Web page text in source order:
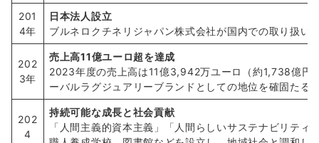
201
4年
日本法人設立
ブルネロクチネリジャパン株式会社が国内での取り扱い
202
3年
売上高11億ユーロ超を達成
2023年度の売上高は11億3,942万ユーロ（約1,738億円
ーバルラグジュアリーブランドとしての地位を確固たる
202
4
持続可能な成長と社会貢献
「人間主義的資本主義」「人間らしいサステナビリテ